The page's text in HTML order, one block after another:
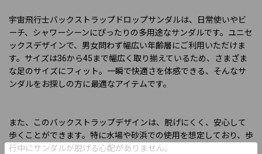
宇宙飛行士バックストラップドロップサンダルは、日常使いやビ
ーチ、シャワーシーンにぴったりの多用途なサンダルです。ユニセ
ックスデザインで、男女問わず幅広い年齢層にご利用いただけま
す。サイズは36から45まで幅広く取り揃えているため、さまざま
な足のサイズにフィット。一瞬で快適さを体感できる、そんなサ
ンダルをお探しの方に最適なアイテムです。
また、このバックストラップデザインは、脱げにくく、安心して
歩くことができます。特に水場や砂浜での使用を想定しており、歩
行中にサンダルが脱げる心配がありません。